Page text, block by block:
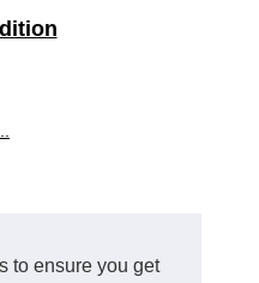
to ensure you get